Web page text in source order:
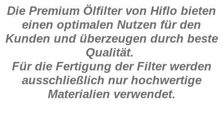
400
Menge
Die Premium Ölfilter von Hiflo bieten
einen optimalen Nutzen für den
Kunden und überzeugen durch beste
Qualität.
Für die Fertigung der Filter werden
ausschließlich nur hochwertige
Materialien verwendet.